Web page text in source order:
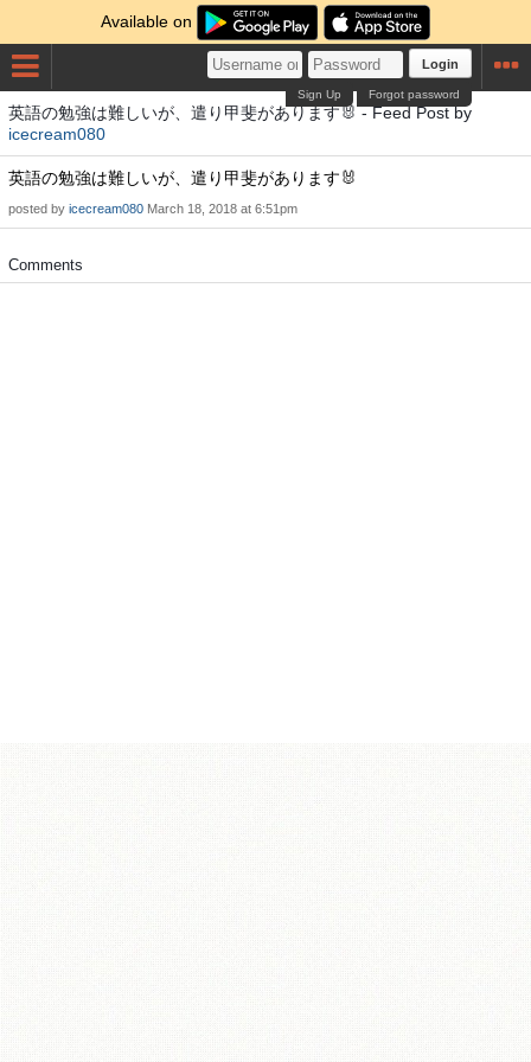
Available on
Login
Forgot password
Sign Up
英語の勉強は難しいが、遣り甲斐があります🐰 - Feed Post by
icecream080
英語の勉強は難しいが、遣り甲斐があります🐰
posted by icecream080 March 18, 2018 at 6:51pm
Comments